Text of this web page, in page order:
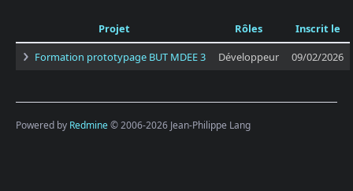
Projet Rôles
Inscrit le
Formation prototypage BUT MDEE 3
Développeur 09/02/2026
Powered by Redmine© 2006-2026 Jean-Philippe Lang